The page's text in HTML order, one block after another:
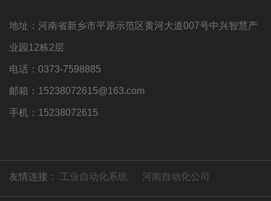
地址：河南省新乡市平原示范区黄河大道007号中兴智慧产
业园12栋2层
电话：0373-7598885
邮箱：15238072615@163.com
手机：15238072615
友情连接： 工业自动化系统 河南自动化公司